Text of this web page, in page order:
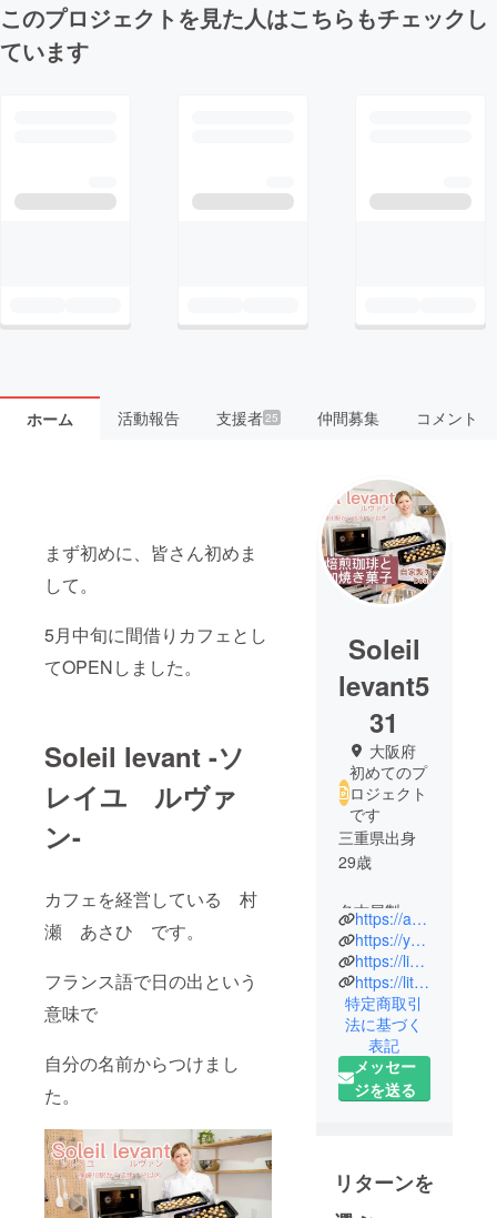
このプロジェクトを見た人はこちらもチェックし
ています
ホーム 活動報告 支援者25 仲間募集 コメント
まず初めに、皆さん初めま
して。
5月中旬に間借りカフェとし
てOPENしました。
Soleil levant -ソ
レイユ ルヴァ
ン-
カフェを経営している 村
瀬 あさひ です。
フランス語で日の出という
意味で
自分の名前からつけまし
た。
Soleil
levant5
31
大阪府
初めてのプ
ロジェクト
です
三重県出身
29歳
名古屋製菓
専門学校卒
業
コンフィ
チュールH
フランス留
学を経て
大阪にき
した。
https://anyon531.jimdofree.com/shop/
https://youtu.be/LZhyzZt4Ssg
https://lin.ee/sHDbuaW
https://lit.link/admin/creator
特定商取引
法に基づく
表記
メッセー
ジを送る
リターンを